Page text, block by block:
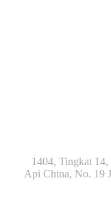
1404, Tingkat 14,
Api China, No. 19